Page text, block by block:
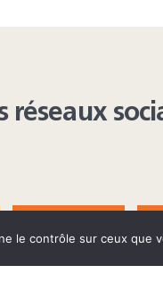
réseaux
le contrôle sur ceux que